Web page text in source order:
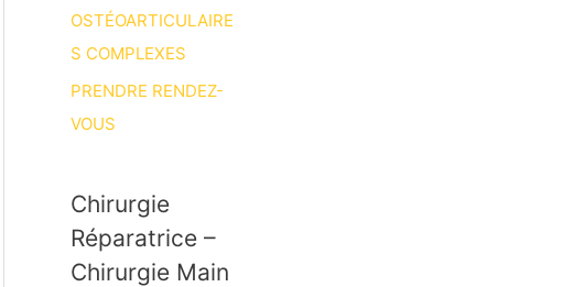
OSTÉOARTICULAIRE
S COMPLEXES
PRENDRE RENDEZ-
VOUS
Chirurgie
Réparatrice –
Chirurgie Main